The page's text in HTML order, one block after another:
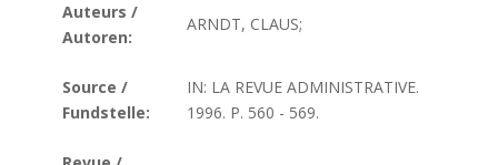
Auteurs /
Autoren:
ARNDT, CLAUS;
Source /
Fundstelle:
IN: LA REVUE ADMINISTRATIVE.
1996. P. 560 - 569.